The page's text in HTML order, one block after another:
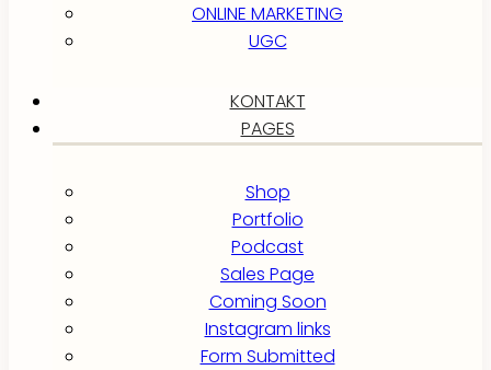
ONLINE MARKETING
UGC
KONTAKT
PAGES
Shop
Portfolio
Podcast
Sales Page
Coming Soon
Instagram links
Form Submitted